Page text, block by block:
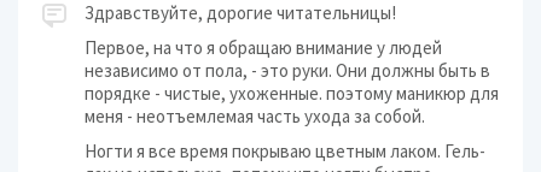
Здравствуйте, дорогие читательницы!
Первое, на что я обращаю внимание у людей
независимо от пола, - это руки. Они должны быть в
порядке - чистые, ухоженные. поэтому маникюр для
меня - неотъемлемая часть ухода за собой.
Ногти я все время покрываю цветным лаком. Гель-